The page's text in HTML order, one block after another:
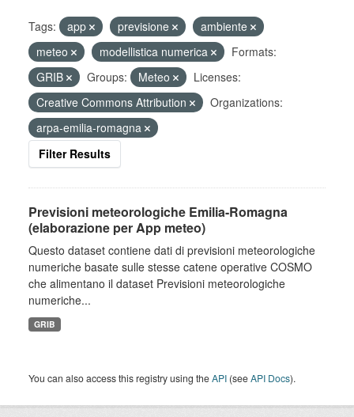
Tags: app previsione
ambiente
meteo
modellistica numerica
Formats:
GRIB
Groups: Meteo
Licenses:
Creative Commons Attribution
Organizations:
arpa-emilia-romagna
Filter Results
Previsioni meteorologiche Emilia-Romagna
(elaborazione per App meteo)
Questo dataset contiene dati di previsioni meteorologiche
numeriche basate sulle stesse catene operative COSMO
che alimentano il dataset Previsioni meteorologiche
numeriche...
GRIB
You can also access this registry using theAPI (seeAPI Docs).